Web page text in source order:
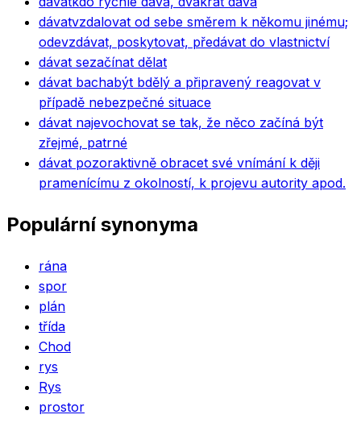
dávatvzdalovat od sebe směrem k někomu jinému;
odevzdávat, poskytovat, předávat do vlastnictví
dávat sezačínat dělat
dávat bachabýt bdělý a připravený reagovat v
případě nebezpečné situace
dávat najevochovat se tak, že něco začíná být
zřejmé, patrné
dávat pozoraktivně obracet své vnímání k ději
pramenícímu z okolností, k projevu autority apod.
Populární synonyma
rána
spor
plán
třída
Chod
rys
Rys
prostor